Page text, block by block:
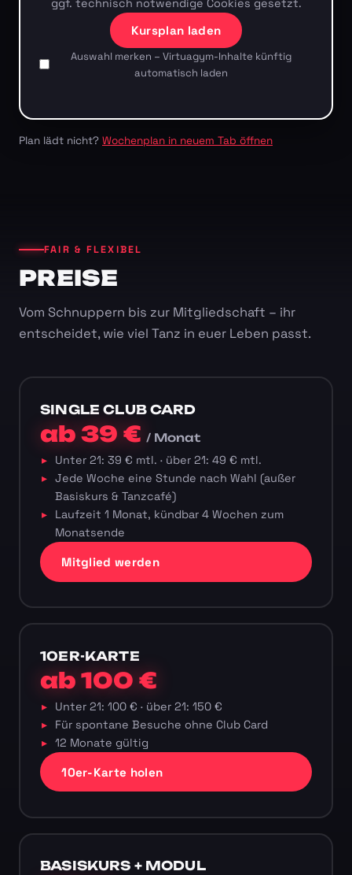
ggf. technisch notwendige Cookies gesetzt.
Kursplan laden
Auswahl merken – Virtuagym-Inhalte künftig
automatisch laden
Plan lädt nicht? Wochenplan in neuem Tab öffnen
FAIR & FLEXIBEL
PREISE
Vom Schnuppern bis zur Mitgliedschaft – ihr
entscheidet, wie viel Tanz in euer Leben passt.
SINGLE CLUB CARD
ab 39 €/ Monat
Unter 21: 39 € mtl. · über 21: 49 € mtl.
Jede Woche eine Stunde nach Wahl (außer
Basiskurs & Tanzcafé)
Laufzeit 1 Monat, kündbar 4 Wochen zum
Monatsende
Mitglied werden
10ER-KARTE
ab 100 €
Unter 21: 100 € · über 21: 150 €
Für spontane Besuche ohne Club Card
12 Monate gültig
10er-Karte holen
BASISKURS + MODUL